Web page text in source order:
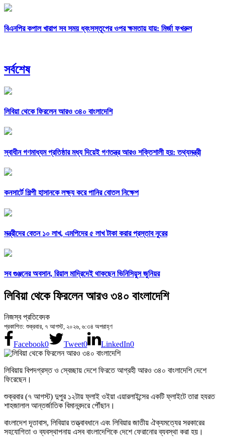
বিএনপির কপাল খারাপ সব সময় ধ্বংসস্তূপের ওপর ক্ষমতায় যায়: মির্জা ফখরুল
সর্বশেষ
লিবিয়া থেকে ফিরলেন আরও ৩৪০ বাংলাদেশি
স্বাধীন গণমাধ্যম প্রতিষ্ঠার মধ্য দিয়েই গণতন্ত্র আরও শক্তিশালী হয়: তথ্যমন্ত্রী
কনসার্টে শিল্পী হাসানকে লক্ষ্য করে পানির বোতল নিক্ষেপ
মন্ত্রীদের বেতন ১০ লাখ, এমপিদের ৫ লাখ টাকা করার প্রস্তাব নুরের
সব গুঞ্জনের অবসান, রিয়াল মাদ্রিদেই থাকছেন ভিনিসিয়ুস জুনিয়র
লিবিয়া থেকে ফিরলেন আরও ৩৪০ বাংলাদেশি
নিজস্ব প্রতিবেদক
প্রকাশিত: শুক্রবার, ৭ আগস্ট, ২০২৬, ৬:৩৪ অপরাহ্ণ
Facebook0 Tweet0 LinkedIn0
লিবিয়ায় বিপদগ্রস্ত ও স্বেচ্ছায় দেশে ফিরতে আগ্রহী আরও ৩৪০ বাংলাদেশি দেশে
ফিরেছেন।
শুক্রবার (৭ আগস্ট) দুপুর ১২টায় ফ্লাই ওইয়া এয়ারলাইন্সের একটি ফ্লাইটে তারা হযরত
শাহজালাল আন্তর্জাতিক বিমানবন্দরে পৌঁছান।
বাংলাদেশ দূতাবাস, লিবিয়ার তত্ত্বাবধানে এবং লিবিয়ার জাতীয় ঐক্যমত্যের সরকারের
সহযোগিতা ও ব্যবস্থাপনায় এসব বাংলাদেশিকে দেশে ফেরানোর ব্যবস্থা করা হয়।